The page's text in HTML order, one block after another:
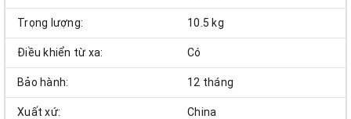
Trọng lượng: 10.5 kg
Điều khiển từ xa: Có
Bảo hành: 12 tháng
Xuất xứ: China